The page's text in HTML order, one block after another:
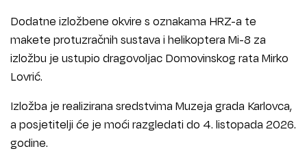
Dodatne izložbene okvire s oznakama HRZ-a te
makete protuzračnih sustava i helikoptera Mi-8 za
izložbu je ustupio dragovoljac Domovinskog rata Mirko
Lovrić.
Izložba je realizirana sredstvima Muzeja grada Karlovca,
a posjetitelji će je moći razgledati do 4. listopada 2026.
godine.